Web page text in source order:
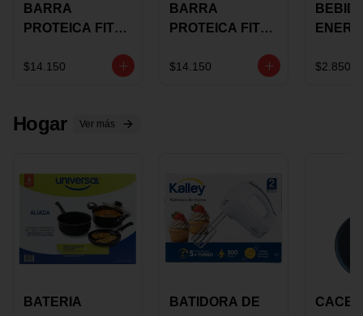
BARRA
PROTEICA FIT
CHOCOLATE X
$14.150
BARRA
PROTEICA FIT
GRS
$14.150
STACK 6G
$2.850
Hogar Ver más
BATERIA
BATIDORA DE